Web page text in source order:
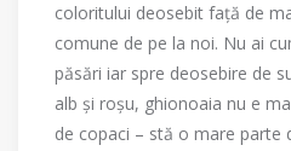
coloritului deosebit față de
comune de pe la noi. Nu ai
păsări iar spre deosebire de
alb și roșu, ghionoaia nu e
de copaci – stă o mare parte